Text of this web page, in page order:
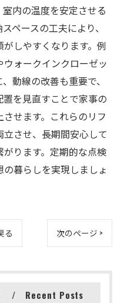
内の温度を安定させる
ペースの工夫により、
しやすくなります。例
ォークインクローゼッ
動線の改善も重要で、
を見直すことで家事の
せます。これらのリフ
させ、長期間安心して
ります。定期的な点検
暮らしを実現しましょ
る 次のページ >
Recent Posts